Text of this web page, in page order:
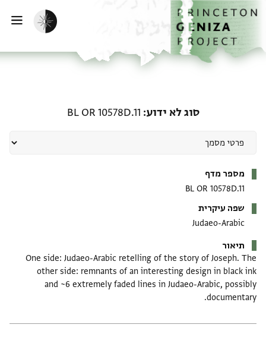
דילוג לתוכן
דף הבית
הפעלת מצב כהה
סוג לא ידוע BL OR 10578D.11
מספר מדף
BL OR 10578D.11
שפה עיקרית
Judaeo-Arabic
תיאור
One side: Judaeo-Arabic retelling of the story of Joseph. The
other side: remnants of an interesting design in black ink
and ~6 extremely faded lines in Judaeo-Arabic, possibly
documentary.